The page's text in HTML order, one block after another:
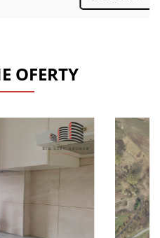
OFERTY